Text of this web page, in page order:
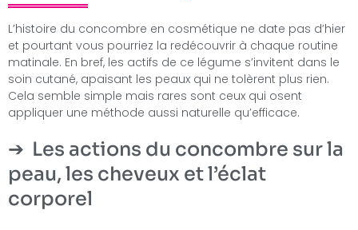
L’histoire du concombre en cosmétique ne date pas d’hier
et pourtant vous pourriez la redécouvrir à chaque routine
matinale. En bref, les actifs de ce légume s’invitent dans le
soin cutané, apaisant les peaux qui ne tolèrent plus rien.
Cela semble simple mais rares sont ceux qui osent
appliquer une méthode aussi naturelle qu’efficace.
Les actions du concombre sur la
peau, les cheveux et l’éclat
corporel